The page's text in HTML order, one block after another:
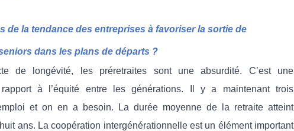
de la tendance des entreprises à favoriser la sortie de
dans les plans de départs ?
de longévité, les préretraites sont une absurdité. C’est une
à l’équité entre les générations. Il y a maintenant trois
et on en a besoin. La durée moyenne de la retraite atteint
ans. La coopération intergénérationnelle est un élément important